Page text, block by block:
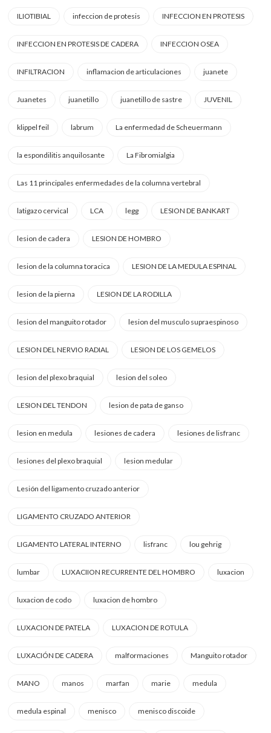
ILIOTIBIAL infeccion de protesis INFECCION EN PROTESIS
INFECCION EN PROTESIS DE CADERA INFECCION OSEA
INFILTRACION inflamacion de articulaciones juanete
Juanetes juanetillo juanetillo de sastre JUVENIL
klippel feil labrum La enfermedad de Scheuermann
la espondilitis anquilosante La Fibromialgia
Las 11 principales enfermedades de la columna vertebral
latigazo cervical LCA legg LESION DE BANKART
lesion de cadera LESION DE HOMBRO
lesion de la columna toracica LESION DE LA MEDULA ESPINAL
lesion de la pierna LESION DE LA RODILLA
lesion del manguito rotador lesion del musculo supraespinoso
LESION DEL NERVIO RADIAL LESION DE LOS GEMELOS
lesion del plexo braquial lesion del soleo
LESION DEL TENDON lesion de pata de ganso
lesion en medula lesiones de cadera lesiones de lisfranc
lesiones del plexo braquial lesion medular
Lesión del ligamento cruzado anterior
LIGAMENTO CRUZADO ANTERIOR
LIGAMENTO LATERAL INTERNO lisfranc lou gehrig
lumbar LUXACIION RECURRENTE DEL HOMBRO luxacion
luxacion de codo luxacion de hombro
LUXACION DE PATELA LUXACION DE ROTULA
LUXACIÓN DE CADERA malformaciones Manguito rotador
MANO manos marfan marie medula
medula espinal menisco menisco discoide